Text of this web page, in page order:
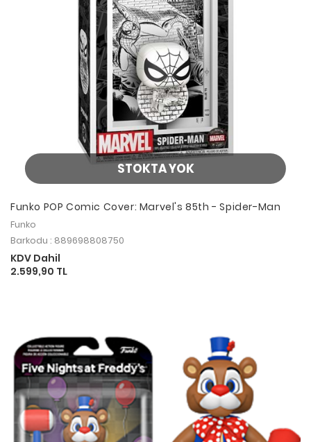
STOKTA YOK
Funko POP Comic Cover: Marvel's 85th - Spider-Man
Funko
Barkodu : 889698808750
KDV Dahil
2.599,90 TL